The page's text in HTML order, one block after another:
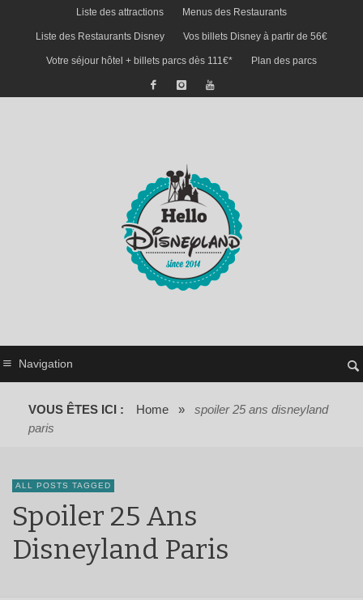
Liste des attractions Menus des Restaurants
Liste des Restaurants Disney Vos billets Disney à partir de 56€
Votre séjour hôtel + billets parcs dès 111€* Plan des parcs
Navigation
VOUS ÊTES ICI : Home »
spoiler 25 ans disneyland
paris
ALL POSTS TAGGED
Spoiler 25 Ans
Disneyland Paris